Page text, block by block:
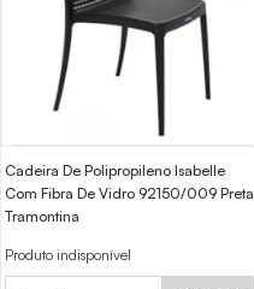
Cadeira De Polipropileno Isabelle
Com Fibra De Vidro 92150/009 Preta
Tramontina
Produto indisponível